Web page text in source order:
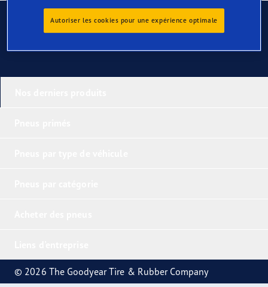
Contactez-nous
© 2026 The Goodyear Tire & Rubber Company
Autoriser les cookies pour une expérience optimale